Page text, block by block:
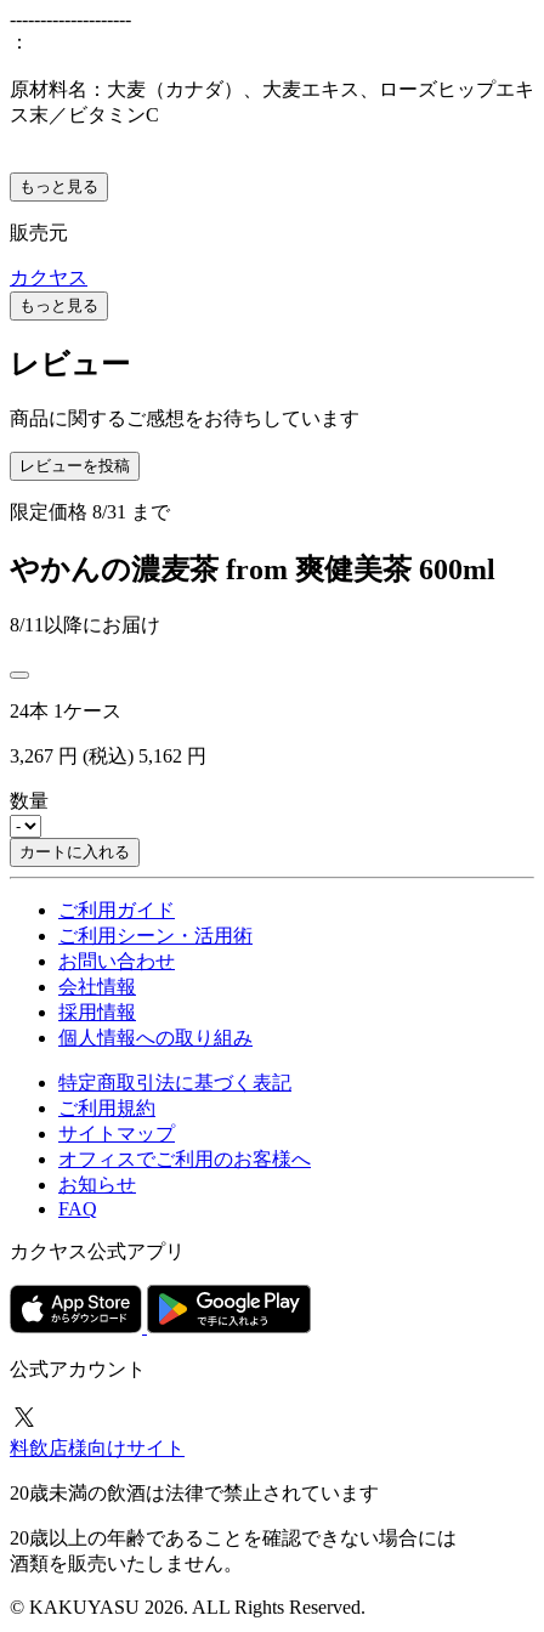
--------------------
：
原材料名：大麦（カナダ）、大麦エキス、ローズヒップエキ
ス末／ビタミンC
もっと見る
販売元
カクヤス
もっと見る
レビュー
商品に関するご感想をお待ちしています
レビューを投稿
限定価格 8/31 まで
やかんの濃麦茶 from 爽健美茶 600ml
8/11以降にお届け
24本 1ケース
3,267 円 (税込) 5,162 円
数量
カートに入れる
ご利用ガイド
ご利用シーン・活用術
お問い合わせ
会社情報
採用情報
個人情報への取り組み
特定商取引法に基づく表記
ご利用規約
サイトマップ
オフィスでご利用のお客様へ
お知らせ
FAQ
カクヤス公式アプリ
公式アカウント
料飲店様向けサイト
20歳未満の飲酒は法律で禁止されています
20歳以上の年齢であることを確認できない場合には
酒類を販売いたしません。
© KAKUYASU 2026. ALL Rights Reserved.